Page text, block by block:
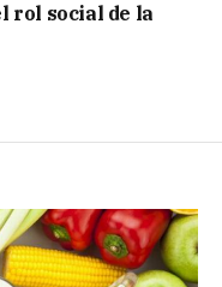
rol social de la